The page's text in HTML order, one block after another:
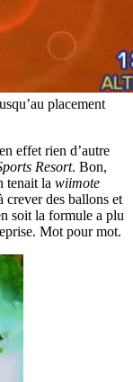
placement
effet rien d’autre
Resort. Bon,
tenait la wiimote
crever des ballons et
soit la formule a plu
Mot pour mot.